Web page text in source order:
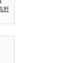
野